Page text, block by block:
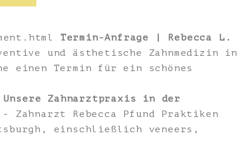
Termin-Anfrage | Rebecca L.
und ästhetische Zahnmedizin in
einen Termin für ein schönes
Unsere Zahnarztpraxis in der
- Zahnarzt Rebecca Pfund Praktiken
einschließlich veneers,